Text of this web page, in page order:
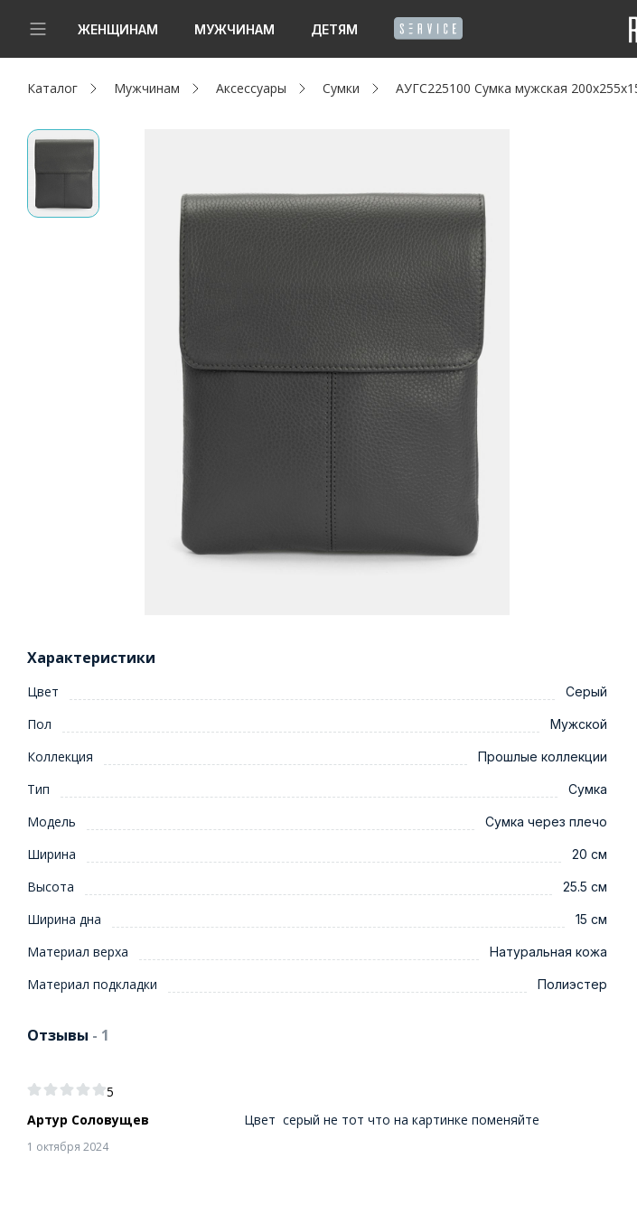
ЖЕНЩИНАМ МУЖЧИНАМ ДЕТЯМ
Новинки
Женщинам
Каталог Мужчинам Аксессуары Сумки АУГС225100 Сумка мужская
Характеристики
Цвет Серый
Пол Мужской
Коллекция Прошлые коллекции
Тип Сумка
Модель Сумка через плечо
Ширина 20 см
Высота 25.5 см
Ширина дна 15 см
Материал верха Натуральная кожа
Материал подкладки Полиэстер
Отзывы - 1
5
Артур Соловущев
1 октября 2024
Цвет серый не тот что на картинке поменяйте